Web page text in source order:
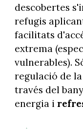
descobertes
refugis
facilitats
extrema
vulnerables).
regulació de
través del
energia i